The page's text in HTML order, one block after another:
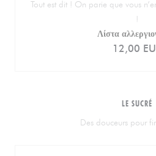
Tout est dit ! On parie que vous
!
Λίστα
12,00
LE SUCRÉ
Des douceurs pour